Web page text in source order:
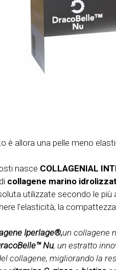
è allora una pelle meno
nasce COLLAGENIAL
collagene marino
utilizzate secondo le
l’elasticità, la
Iperlage®,un collagene
Nu, un estratto
collagene, migliorando la